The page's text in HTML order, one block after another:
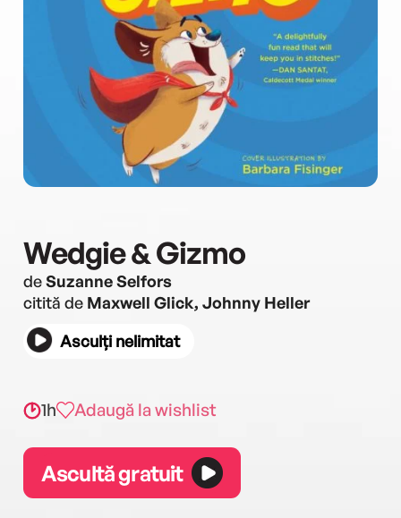
Wedgie & Gizmo
deSuzanne Selfors
citită de Maxwell Glick, Johnny Heller
Asculți nelimitat
1h Adaugă la wishlist
Ascultă gratuit